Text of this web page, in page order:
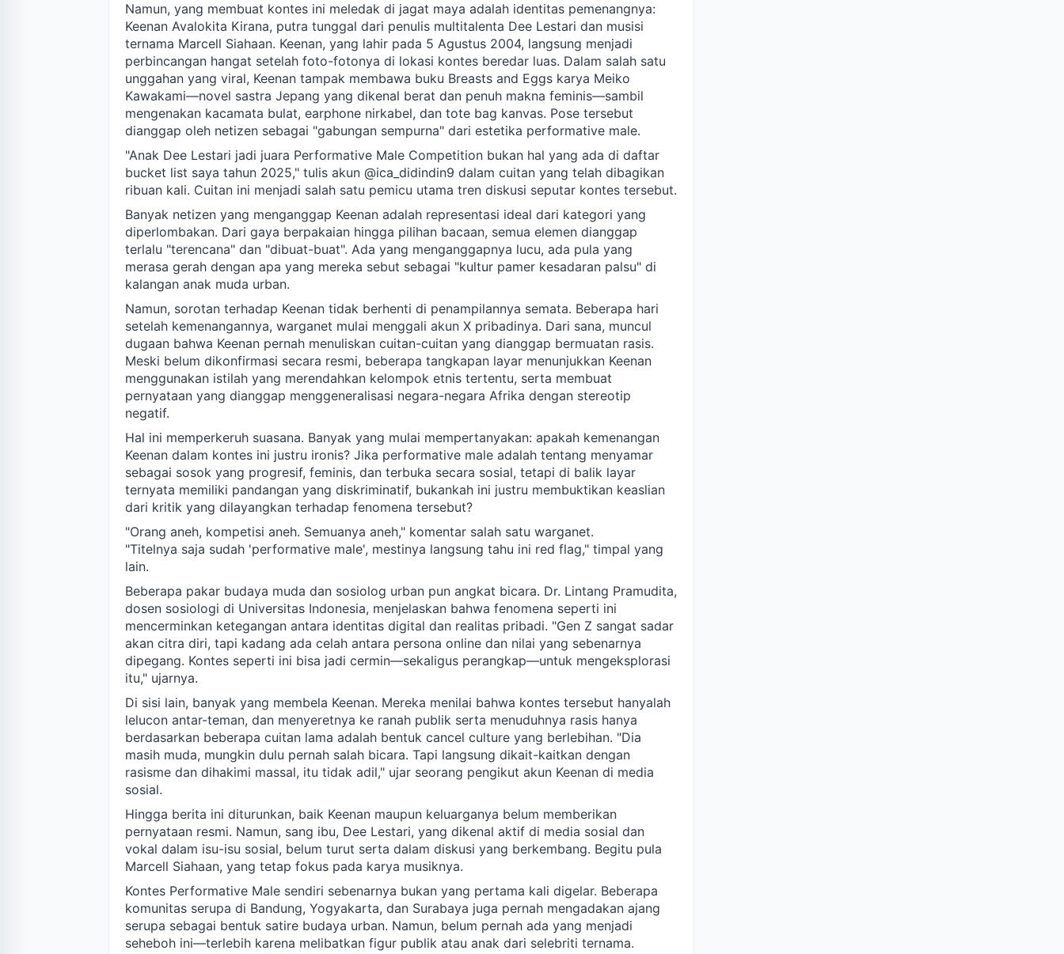
Namun, yang membuat kontes ini meledak di jagat maya adalah identitas pemenangnya:
Keenan Avalokita Kirana, putra tunggal dari penulis multitalenta Dee Lestari dan musisi
ternama Marcell Siahaan. Keenan, yang lahir pada 5 Agustus 2004, langsung menjadi
perbincangan hangat setelah foto-fotonya di lokasi kontes beredar luas. Dalam salah satu
unggahan yang viral, Keenan tampak membawa buku Breasts and Eggs karya Meiko
Kawakami—novel sastra Jepang yang dikenal berat dan penuh makna feminis—sambil
mengenakan kacamata bulat, earphone nirkabel, dan tote bag kanvas. Pose tersebut
dianggap oleh netizen sebagai "gabungan sempurna" dari estetika performative male.
"Anak Dee Lestari jadi juara Performative Male Competition bukan hal yang ada di daftar
bucket list saya tahun 2025," tulis akun @ica_didindin9 dalam cuitan yang telah dibagikan
ribuan kali. Cuitan ini menjadi salah satu pemicu utama tren diskusi seputar kontes tersebut.
Banyak netizen yang menganggap Keenan adalah representasi ideal dari kategori yang
diperlombakan. Dari gaya berpakaian hingga pilihan bacaan, semua elemen dianggap
terlalu "terencana" dan "dibuat-buat". Ada yang menganggapnya lucu, ada pula yang
merasa gerah dengan apa yang mereka sebut sebagai "kultur pamer kesadaran palsu" di
kalangan anak muda urban.
Namun, sorotan terhadap Keenan tidak berhenti di penampilannya semata. Beberapa hari
setelah kemenangannya, warganet mulai menggali akun X pribadinya. Dari sana, muncul
dugaan bahwa Keenan pernah menuliskan cuitan-cuitan yang dianggap bermuatan rasis.
Meski belum dikonfirmasi secara resmi, beberapa tangkapan layar menunjukkan Keenan
menggunakan istilah yang merendahkan kelompok etnis tertentu, serta membuat
pernyataan yang dianggap menggeneralisasi negara-negara Afrika dengan stereotip
negatif.
Hal ini memperkeruh suasana. Banyak yang mulai mempertanyakan: apakah kemenangan
Keenan dalam kontes ini justru ironis? Jika performative male adalah tentang menyamar
sebagai sosok yang progresif, feminis, dan terbuka secara sosial, tetapi di balik layar
ternyata memiliki pandangan yang diskriminatif, bukankah ini justru membuktikan keaslian
dari kritik yang dilayangkan terhadap fenomena tersebut?
"Orang aneh, kompetisi aneh. Semuanya aneh," komentar salah satu warganet.
"Titelnya saja sudah 'performative male', mestinya langsung tahu ini red flag," timpal yang
lain.
Beberapa pakar budaya muda dan sosiolog urban pun angkat bicara. Dr. Lintang Pramudita,
dosen sosiologi di Universitas Indonesia, menjelaskan bahwa fenomena seperti ini
mencerminkan ketegangan antara identitas digital dan realitas pribadi. "Gen Z sangat sadar
akan citra diri, tapi kadang ada celah antara persona online dan nilai yang sebenarnya
dipegang. Kontes seperti ini bisa jadi cermin—sekaligus perangkap—untuk mengeksplorasi
itu," ujarnya.
Di sisi lain, banyak yang membela Keenan. Mereka menilai bahwa kontes tersebut hanyalah
lelucon antar-teman, dan menyeretnya ke ranah publik serta menuduhnya rasis hanya
berdasarkan beberapa cuitan lama adalah bentuk cancel culture yang berlebihan. "Dia
masih muda, mungkin dulu pernah salah bicara. Tapi langsung dikait-kaitkan dengan
rasisme dan dihakimi massal, itu tidak adil," ujar seorang pengikut akun Keenan di media
sosial.
Hingga berita ini diturunkan, baik Keenan maupun keluarganya belum memberikan
pernyataan resmi. Namun, sang ibu, Dee Lestari, yang dikenal aktif di media sosial dan
vokal dalam isu-isu sosial, belum turut serta dalam diskusi yang berkembang. Begitu pula
Marcell Siahaan, yang tetap fokus pada karya musiknya.
Kontes Performative Male sendiri sebenarnya bukan yang pertama kali digelar. Beberapa
komunitas serupa di Bandung, Yogyakarta, dan Surabaya juga pernah mengadakan ajang
serupa sebagai bentuk satire budaya urban. Namun, belum pernah ada yang menjadi
seheboh ini—terlebih karena melibatkan figur publik atau anak dari selebriti ternama.